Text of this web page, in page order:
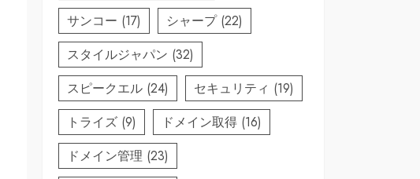
サンコー (17) シャープ(22)
スタイルジャパン (32)
スピークエル (24) セキュリティ (19)
トライズ (9) ドメイン取得 (16)
ドメイン管理 (23)